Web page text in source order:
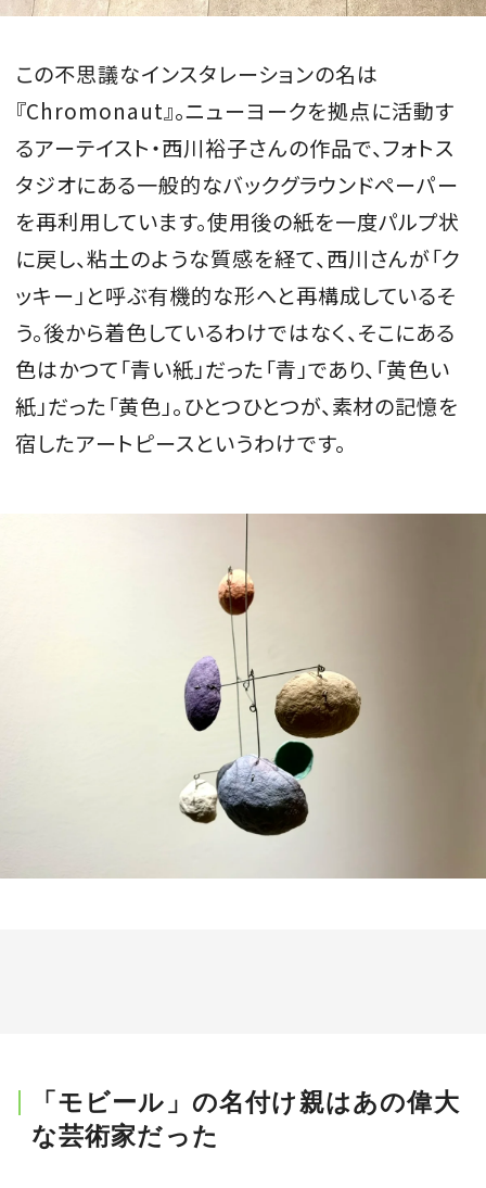
この不思議なインスタレーションの名は
『Chromonaut』。ニューヨークを拠点に活動す
るアーテイスト・西川裕子さんの作品で、フォトス
タジオにある一般的なバックグラウンドペーパー
を再利用しています。使用後の紙を一度パルプ状
に戻し、粘土のような質感を経て、西川さんが「ク
ッキー」と呼ぶ有機的な形へと再構成しているそ
う。後から着色しているわけではなく、そこにある
色はかつて「青い紙」だった「青」であり、「黄色い
紙」だった「黄色」。ひとつひとつが、素材の記憶を
宿したアートピースというわけです。
「モビール」の名付け親はあの偉大
な芸術家だった